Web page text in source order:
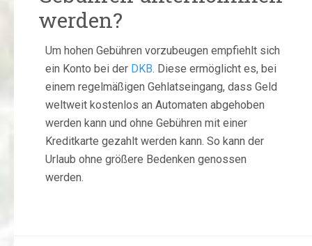
werden?
Um hohen Gebühren vorzubeugen empfiehlt sich
ein Konto bei der DKB. Diese ermöglicht es, bei
einem regelmäßigen Gehlatseingang, dass Geld
weltweit kostenlos an Automaten abgehoben
werden kann und ohne Gebühren mit einer
Kreditkarte gezahlt werden kann. So kann der
Urlaub ohne größere Bedenken genossen
werden.